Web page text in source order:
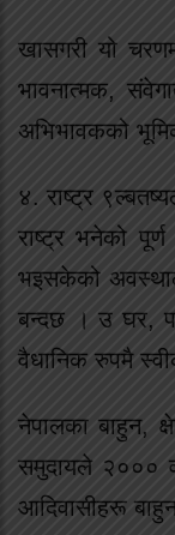
खासगरी यो
भावनात्मक,
अभिभावकको
४. राष्ट्र
राष्ट्र भनेको
भइसकेको
बन्दछ । उ घर,
वैधानिक रुपमै
नेपालका बाहुन,
समुदायले २०००
आदिवासीहरू